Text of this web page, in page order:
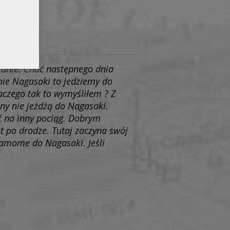
Choć następnego dnia
Nagasaki to jedziemy do
tak to wymyśliłem ? Z
nie jeżdżą do Nagasaki.
na inny pociąg. Dobrym
po drodze. Tutaj zaczyna swój
do Nagasaki. Jeśli